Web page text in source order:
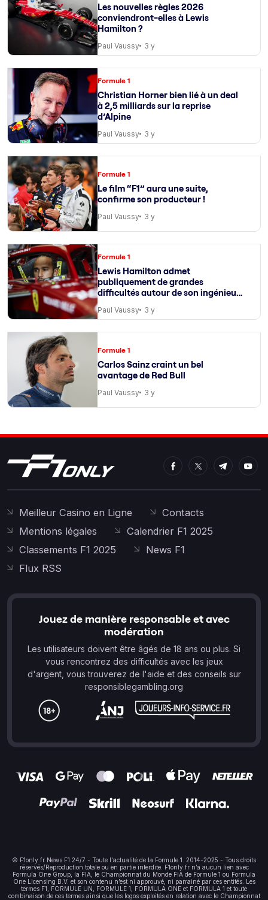
Les nouvelles règles 2026
conviendront-elles à Lewis
Hamilton ?
Paul Vaussy 3 y
Formule 1
Christian Horner bien lié à un deal
à 2,5 milliards sur la reprise
d’Alpine
Paul Vaussy 3 y
Formule 1
Le film “F1” aura une suite,
confirme son producteur !
Paul Vaussy 3 y
Formule 1
Lewis Hamilton admet
publiquement de grandes
difficultés autour de son ingénieur
Paul Vaussy 3 y
Formule 1
Carlos Sainz craint un bel
avantage de Red Bull
Paul Vaussy 3 y
Meilleur Casino en Ligne
Contacts
Mentions légales
Calendrier F1 2025
Classements F1 2025
News F1
Flux RSS
Jouez de manière responsable et avec
modération
Les utilisateurs doivent être âgés de 18 ans ou plus. Si
vous rencontrez des difficultés avec les jeux
d'argent, vous trouverez de l'aide et des conseils sur
responsiblegambling.org
© F1only.fr News F1 24/7 - Toute l'actualité de la Formule 1. 2014-2025 - Tous droits
réservés/Reproduction totale ou en partie interdite. F1only.fr n’a aucun lien avec
Formula One Group, la FIA, le Championnat du Monde FIA de Formule 1 ou Formula
One Licensing B.V. et son contenu n’est ni approuvé, ni parrainé par ces entités. Les
termes F1, FORMULE UN, FORMULE 1, FORMULA ONE et FORMULA 1 et toute
combinaison de ces termes ainsi que les logos exploités en relation avec le Championnat